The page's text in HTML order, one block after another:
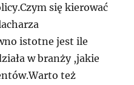
się kierować
istotne jest ile
w branży ,jakie
też